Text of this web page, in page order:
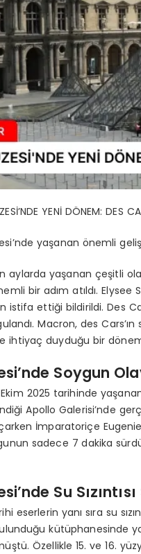
YENİ DÖNEM: DES
yaşanan önemli
aylarda yaşanan çeşitli
bir adım atıldı. Elysee
istifa ettiği bildirildi. Des
Macron, des
ihtiyaç duyduğu bir
Soygun
Ekim 2025 tarihinde
Apollo Galerisi’nde
İmparatoriçe
sadece 7 dakika
Su
eserlerin yanı sıra su
kütüphanesinde
Özellikle 15. ve 16.